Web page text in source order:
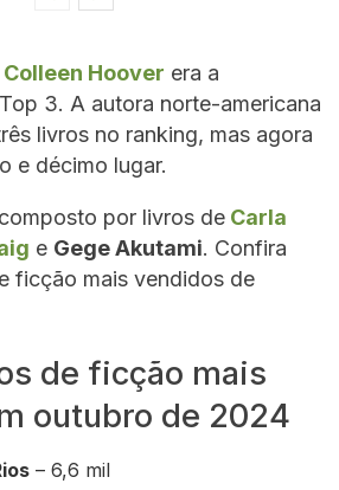
Colleen Hoover era a
3. A autora norte-americana
livros no ranking, mas agora
e décimo lugar.
por livros de Carla
e Gege Akutami. Confira
ficção mais vendidos de
de ficção mais
outubro de 2024
– 6,6 mil